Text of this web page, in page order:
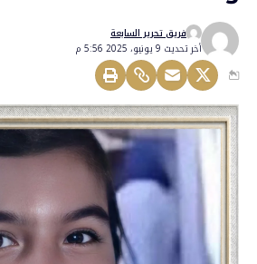
أخر تحديث 9 يونيو، 2025 5:56 م
فريق تحرير السابعة